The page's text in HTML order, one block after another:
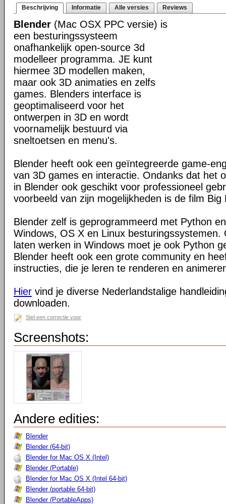
Beschrijving Informatie Alle versies Reviews
Blender (Mac OSX PPC versie) is
een besturingssysteem
onafhankelijk open-source 3d
modelleer programma. JE kunt
hiermee 3D modellen maken,
maar ook 3D animaties en zelfs
games. Blenders interface is
geoptimaliseerd voor het
ontwerpen in 3D en wordt
voornamelijk bestuurd via
sneltoetsen en menu's.
Blender heeft ook een geïntegreerde game-
van 3D games en interactie. Ondanks dat het
in Blender ook geschikt voor professioneel
voorbeeld van zijn mogelijkheden is de film Big
Blender zelf is geprogrammeerd met Python
Windows, OS X en Linux besturingssystemen.
laten werken in Windows moet je ook Python
Blender heeft ook een grote community en
instructies, die je leren te renderen en
Hier vind je diverse Nederlandstalige
downloaden.
Stel een correctie voor
Screenshots:
Andere edities:
Blender
Blender (64-bit)
Blender for Mac OS X (Intel)
Blender (Portable)
Blender for Mac OS X (Intel 64-bit)
Blender (portable 64-bit)
Blender (PortableApps)